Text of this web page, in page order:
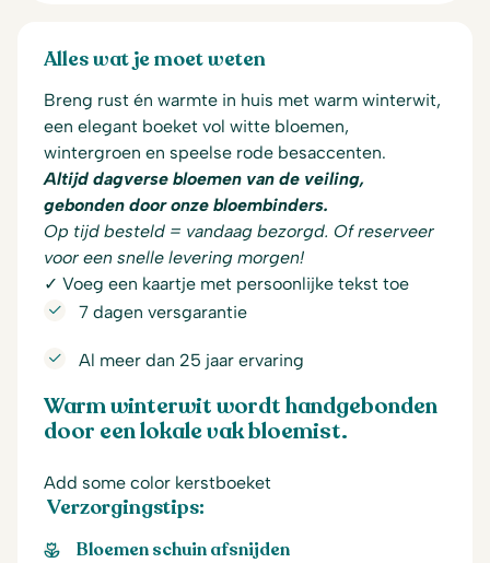
Alles wat je moet weten
Breng rust én warmte in huis met warm winterwit,
een elegant boeket vol witte bloemen,
wintergroen en speelse rode besaccenten.
Altijd dagverse bloemen van de veiling,
gebonden door onze bloembinders.
Op tijd besteld = vandaag bezorgd. Of reserveer
voor een snelle levering morgen!
✓ Voeg een kaartje met persoonlijke tekst toe
7 dagen versgarantie
Al meer dan 25 jaar ervaring
Warm winterwit wordt handgebonden
door een lokale vak bloemist.
Add some color kerstboeket
Verzorgingstips:
Bloemen schuin afsnijden